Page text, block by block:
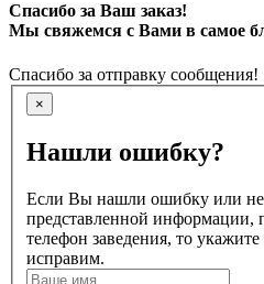
Спасибо за Ваш заказ!
Мы свяжемся с Вами в самое
Спасибо за отправку сообщения!
×
Нашли ошибку?
Если Вы нашли ошибку или
представленной информации,
телефон заведения, то
исправим.